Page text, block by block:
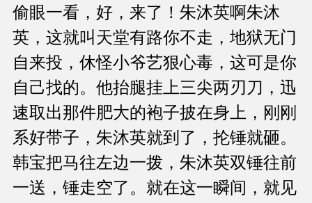
偷眼一看，好，来了！朱沐英啊朱沐
英，这就叫天堂有路你不走，地狱无门
自来投，休怪小爷艺狠心毒，这可是你
自己找的。他抬腿挂上三尖两刃刀，迅
速取出那件肥大的袍子披在身上，刚刚
系好带子，朱沐英就到了，抡锤就砸。
韩宝把马往左边一拨，朱沐英双锤往前
一送，锤走空了。就在这一瞬间，就见